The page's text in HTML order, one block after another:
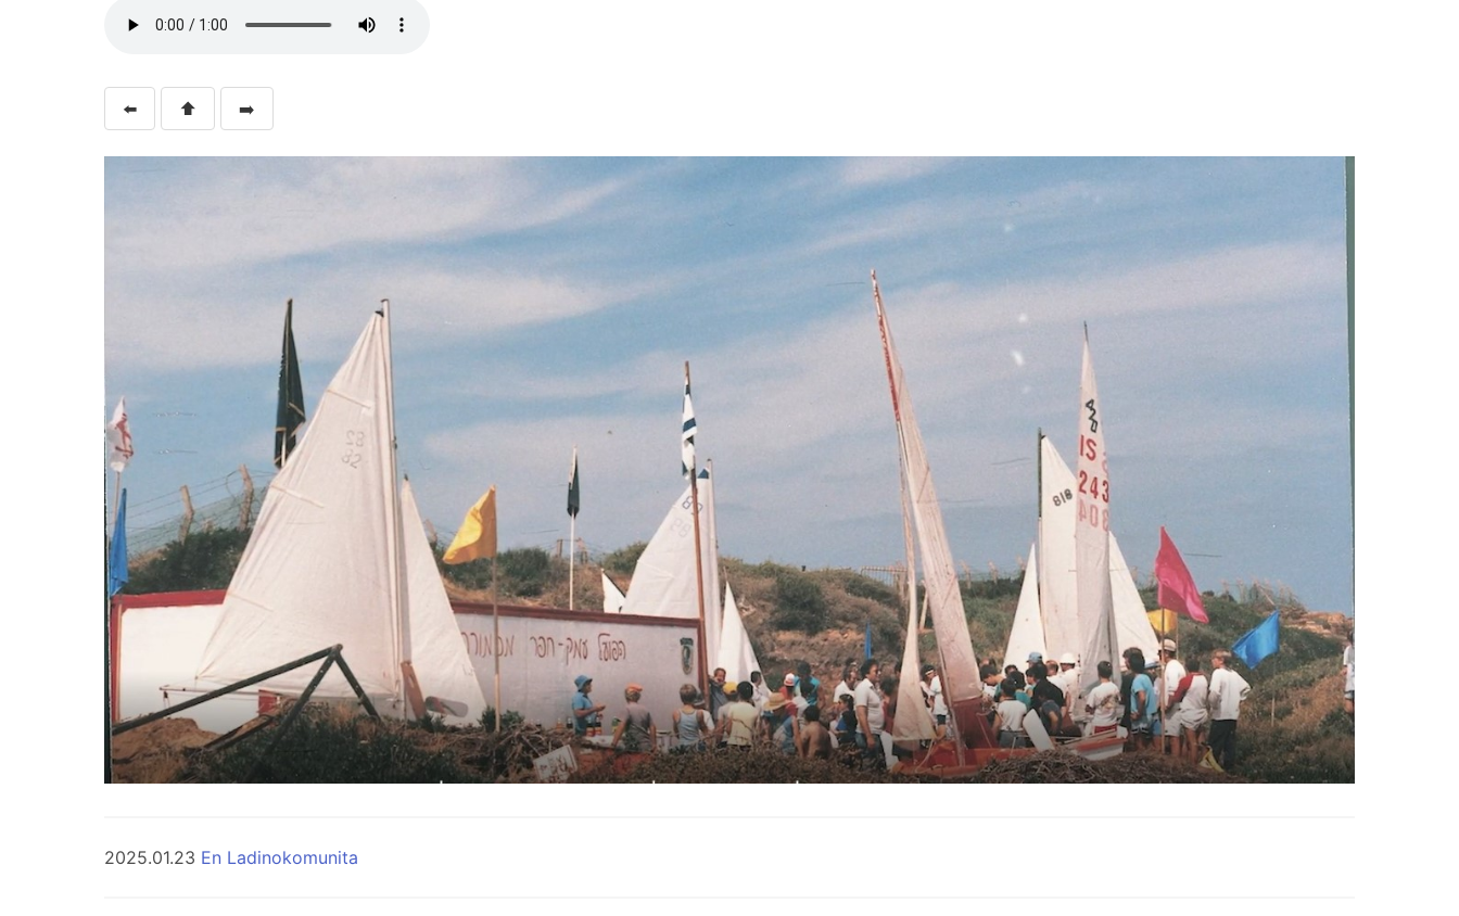
⬅️ ⬆️ ➡️
2025.01.23 En Ladinokomunita